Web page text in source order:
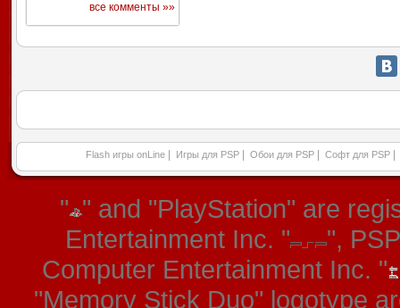
все комменты »»
Flash игры onLine Игры для PSP Обои для PSP Софт для PSP
" " and "PlayStation" are
Entertainment Inc. "
",
Computer Entertainment Inc. "
"Memory Stick Duo" logotype